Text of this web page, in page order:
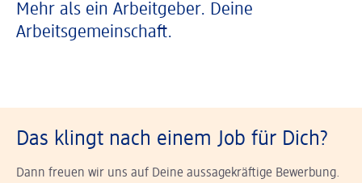
Mehr als ein Arbeitgeber. Deine
Arbeitsgemeinschaft.
Das klingt nach einem Job für Dich?
Dann freuen wir uns auf Deine aussagekräftige Bewerbung.